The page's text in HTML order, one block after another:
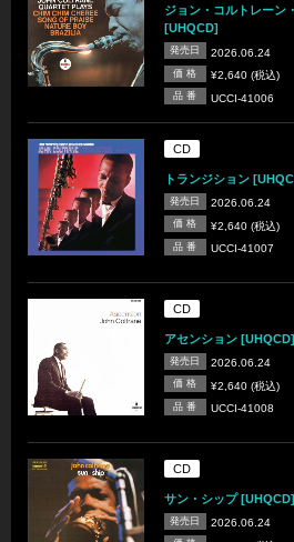
ジョン・コルトレーン
[UHQCD]
発売日 2026.06.24
価 格 ¥2,640 (税込)
品 番 UCCI-41006
CD
トランジション
発売日 2026.06.24
価 格 ¥2,640 (税込)
品 番 UCCI-41007
CD
アセンション [UHQCD]
発売日 2026.06.24
価 格 ¥2,640 (税込)
品 番 UCCI-41008
CD
サン・シップ [UHQCD]
発売日 2026.06.24